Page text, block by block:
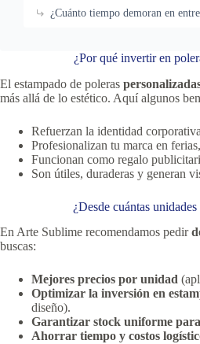
¿Cuánto tiempo demoran en
¿Por qué invertir en
El estampado de poleras
más allá de lo estético. Aquí algunos
Refuerzan la identidad
Profesionalizan tu marca en
Funcionan como regalo
Son útiles, duraderas y generan
¿Desde cuántas
En Arte Sublime recomendamos pedir
buscas:
Mejores precios por unidad
Optimizar la inversión en
diseño).
Garantizar stock uniforme
Ahorrar tiempo y costos